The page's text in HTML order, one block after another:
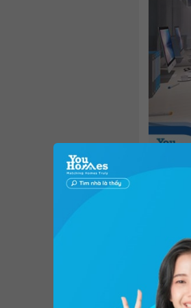
Theo
Với
đồng/
mục
đồng/
vốn chỉ